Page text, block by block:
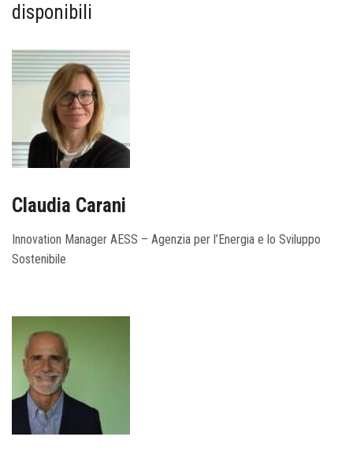
disponibili
Claudia Carani
Innovation Manager AESS – Agenzia per l’Energia e lo Sviluppo
Sostenibile